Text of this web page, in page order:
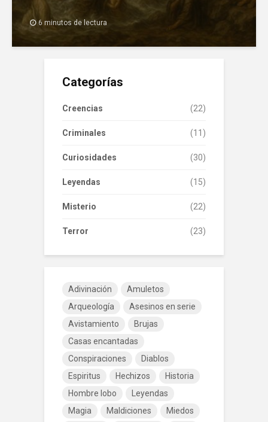
6 minutos de lectura
Categorías
Creencias (22)
Criminales (11)
Curiosidades (30)
Leyendas (15)
Misterio (22)
Terror (23)
Adivinación
Amuletos
Arqueología
Asesinos en serie
Avistamiento
Brujas
Casas encantadas
Conspiraciones
Diablos
Espiritus
Hechizos
Historia
Hombre lobo
Leyendas
Magia
Maldiciones
Miedos